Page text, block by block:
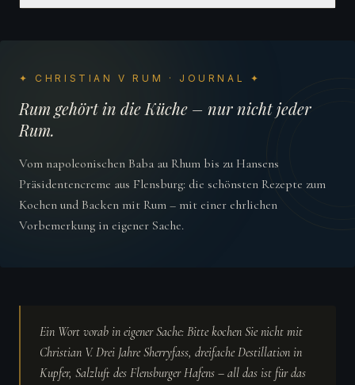
✦ CHRISTIAN V RUM · JOURNAL ✦
Rum gehört in die Küche – nur nicht jeder
Rum.
Vom napoleonischen Baba au Rhum bis zu Hansens
Präsidentencreme aus Flensburg: die schönsten Rezepte zum
Kochen und Backen mit Rum – mit einer ehrlichen
Vorbemerkung in eigener Sache.
Ein Wort vorab in eigener Sache: Bitte kochen Sie nicht mit
Christian V. Drei Jahre Sherryfass, dreifache Destillation in
Kupfer, Salzluft des Flensburger Hafens – all das ist für das